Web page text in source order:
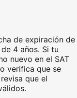
de expiración de
4 años. Si tu
nuevo en el SAT
verifica que se
que el